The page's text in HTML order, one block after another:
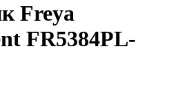
Freya
FR5384PL-